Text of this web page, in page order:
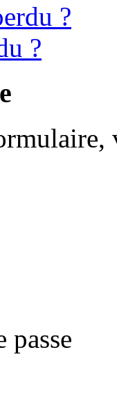
?
?
passe